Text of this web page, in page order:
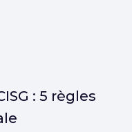
: 5 règles